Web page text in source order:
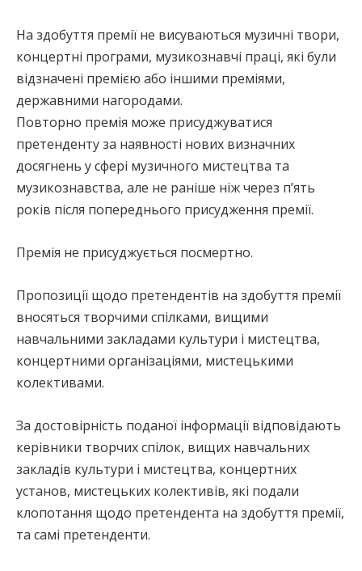
На здобуття премії не висуваються музичні твори,
концертні програми, музикознавчі праці, які були
відзначені премією або іншими преміями,
державними нагородами.
Повторно премія може присуджуватися
претенденту за наявності нових визначних
досягнень у сфері музичного мистецтва та
музикознавства, але не раніше ніж через п’ять
років після попереднього присудження премії.
Премія не присуджується посмертно.
Пропозиції щодо претендентів на здобуття премії
вносяться творчими спілками, вищими
навчальними закладами культури і мистецтва,
концертними організаціями, мистецькими
колективами.
За достовірність поданої інформації відповідають
керівники творчих спілок, вищих навчальних
закладів культури і мистецтва, концертних
установ, мистецьких колективів, які подали
клопотання щодо претендента на здобуття премії,
та самі претенденти.